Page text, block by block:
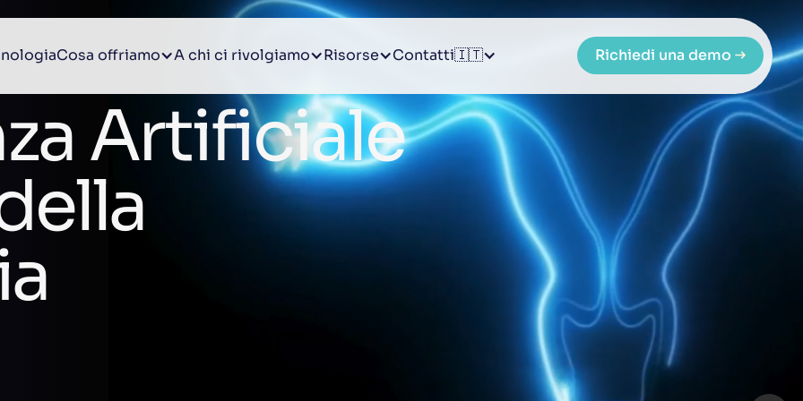
Cosa offriamo A chi ci rivolgiamo Risorse Contatti🇮🇹
Richiedi una demo
Richiedi una demo
Artificiale